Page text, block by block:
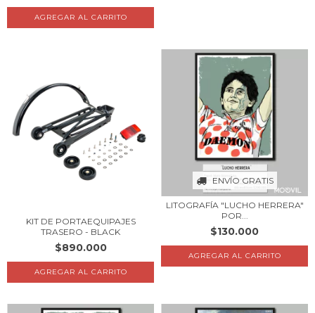
KIT DE PORTAEQUIPAJES
TRASERO - BLACK
$890.000
ENVÍO GRATIS
LITOGRAFÍA "LUCHO HERRERA"
POR...
$130.000
AGREGAR AL CARRITO